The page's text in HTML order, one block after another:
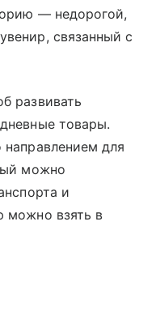
— недорогой,
связанный с
развивать
товары.
направлением для
можно
и
можно взять в